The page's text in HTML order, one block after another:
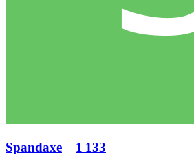
Spandaxe 1 133